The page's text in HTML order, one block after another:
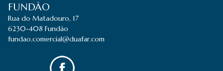
FUNDÃO
Rua do Matadouro, 17
6230-408 Fundão
fundao.comercial@duafar.com